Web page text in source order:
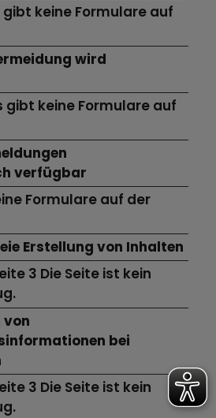
gibt keine Formulare auf
wird
gibt keine Formulare auf
verfügbar
Formulare auf der
Erstellung von Inhalten
3 Die Seite ist kein
von
bei
3 Die Seite ist kein